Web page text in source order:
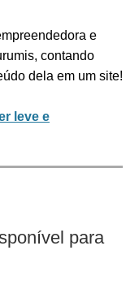
e
contando
dela em um site!
leve e
para